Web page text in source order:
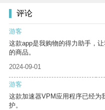
评论
游客
这款app是我购物的得力助手，
的商品。
2024-09-01
游客
这款加速器VPM应用程序已经为
护。